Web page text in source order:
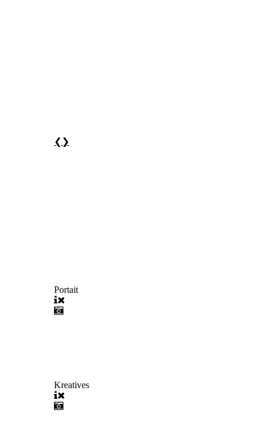
❮ ❯
Portait
Kreatives